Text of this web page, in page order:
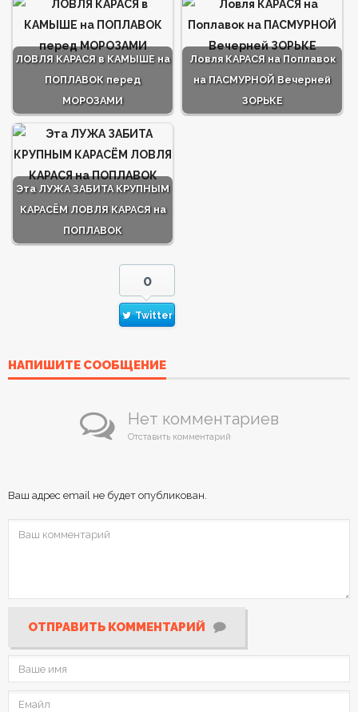
ЛОВЛЯ КАРАСЯ в КАМЫШЕ на
ПОПЛАВОК перед
МОРОЗАМИ
Ловля КАРАСЯ на Поплавок
на ПАСМУРНОЙ Вечерней
ЗОРЬКЕ
Эта ЛУЖА ЗАБИТА КРУПНЫМ
КАРАСЁМ ЛОВЛЯ КАРАСЯ на
ПОПЛАВОК
0
Twitter
НАПИШИТЕ СООБЩЕНИЕ
Нет комментариев
Отставить комментарий
Ваш адрес email не будет опубликован.
ОТПРАВИТЬ КОММЕНТАРИЙ